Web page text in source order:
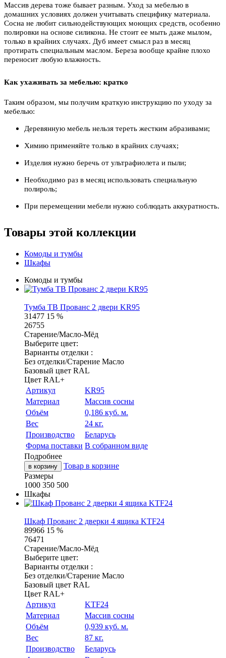
Массив дерева тоже бывает разным. Уход за мебелью в
домашних условиях должен учитывать специфику материала.
Сосна не любит сильнодействующих моющих средств, особенно
полировки на основе силикона. Не стоит ее мыть даже мылом,
только в крайних случаях. Дуб имеет смысл раз в месяц
протирать специальным маслом. Береза вообще крайне плохо
переносит любую влажность.
Как ухаживать за мебелью: кратко
Таким образом, мы получим краткую инструкцию по уходу за
мебелью:
Деревянную мебель нельзя тереть жестким абразивами;
Химию применяйте только в крайних случаях;
Изделия нужно беречь от ультрафиолета и пыли;
Необходимо раз в месяц использовать специальную
полироль;
При перемещении мебели нужно соблюдать аккуратность.
Товары этой коллекции
Комоды и тумбы
Шкафы
Комоды и тумбы
Тумба ТВ Прованс 2 двери KR95
31477 15 %
26755
Старение/Масло-Мёд
Выберите цвет:
Варианты отделки :
Без отделки/Старение Масло
Базовый цвет RAL
Цвет RAL+
Артикул
KR95
Материал
Массив сосны
Объём
0,186 куб. м.
Вес
24 кг.
Производство
Беларусь
Форма поставки В собранном виде
Подробнее
в корзину
Товар в корзине
Размеры
1000 350 500
Шкафы
Шкаф Прованс 2 дверки 4 ящика KTF24
89966 15 %
76471
Старение/Масло-Мёд
Выберите цвет:
Варианты отделки :
Без отделки/Старение Масло
Базовый цвет RAL
Цвет RAL+
Артикул
KTF24
Материал
Массив сосны
Объём
0,939 куб. м.
Вес
87 кг.
Производство
Беларусь